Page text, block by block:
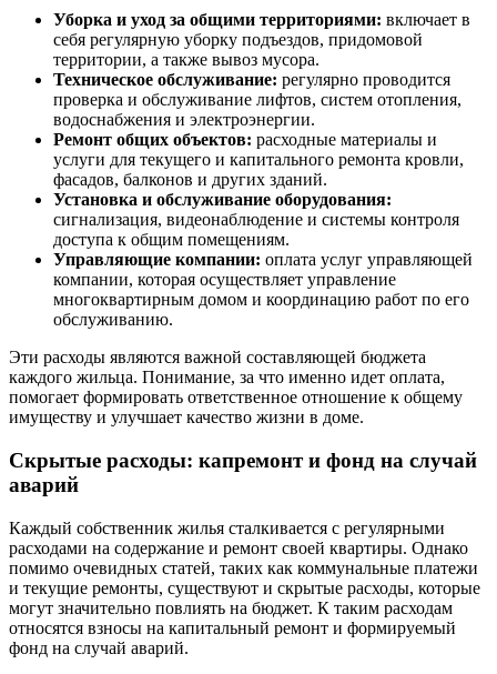
Уборка и уход за общими территориями: включает в
себя регулярную уборку подъездов, придомовой
территории, а также вывоз мусора.
Техническое обслуживание: регулярно проводится
проверка и обслуживание лифтов, систем отопления,
водоснабжения и электроэнергии.
Ремонт общих объектов: расходные материалы и
услуги для текущего и капитального ремонта кровли,
фасадов, балконов и других зданий.
Установка и обслуживание оборудования:
сигнализация, видеонаблюдение и системы контроля
доступа к общим помещениям.
Управляющие компании: оплата услуг управляющей
компании, которая осуществляет управление
многоквартирным домом и координацию работ по его
обслуживанию.
Эти расходы являются важной составляющей бюджета
каждого жильца. Понимание, за что именно идет оплата,
помогает формировать ответственное отношение к общему
имуществу и улучшает качество жизни в доме.
Скрытые расходы: капремонт и фонд на случай
аварий
Каждый собственник жилья сталкивается с регулярными
расходами на содержание и ремонт своей квартиры. Однако
помимо очевидных статей, таких как коммунальные платежи
и текущие ремонты, существуют и скрытые расходы, которые
могут значительно повлиять на бюджет. К таким расходам
относятся взносы на капитальный ремонт и формируемый
фонд на случай аварий.